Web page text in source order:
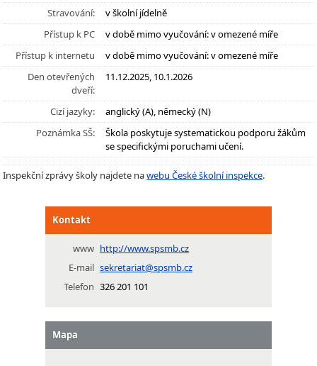
Stravování:
v školní jídelně
Přístup k PC
v době mimo vyučování: v omezené míře
Přístup k internetu
v době mimo vyučování: v omezené míře
Den otevřených
dveří:
11.12.2025, 10.1.2026
Cizí jazyky:
anglický (A), německý (N)
Poznámka SŠ:
Škola poskytuje systematickou podporu žákům
se specifickými poruchami učení.
Inspekční zprávy školy najdete nawebu České školní inspekce.
Kontakt
www http://www.spsmb.cz
E-mail sekretariat@spsmb.cz
Telefon 326 201 101
Mapa